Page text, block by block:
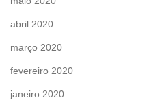
abril 2020
março 2020
fevereiro 2020
janeiro 2020